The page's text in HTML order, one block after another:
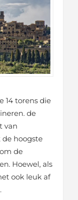
14 torens die
de
van
de hoogste
de
Hoewel, als
ook leuk af